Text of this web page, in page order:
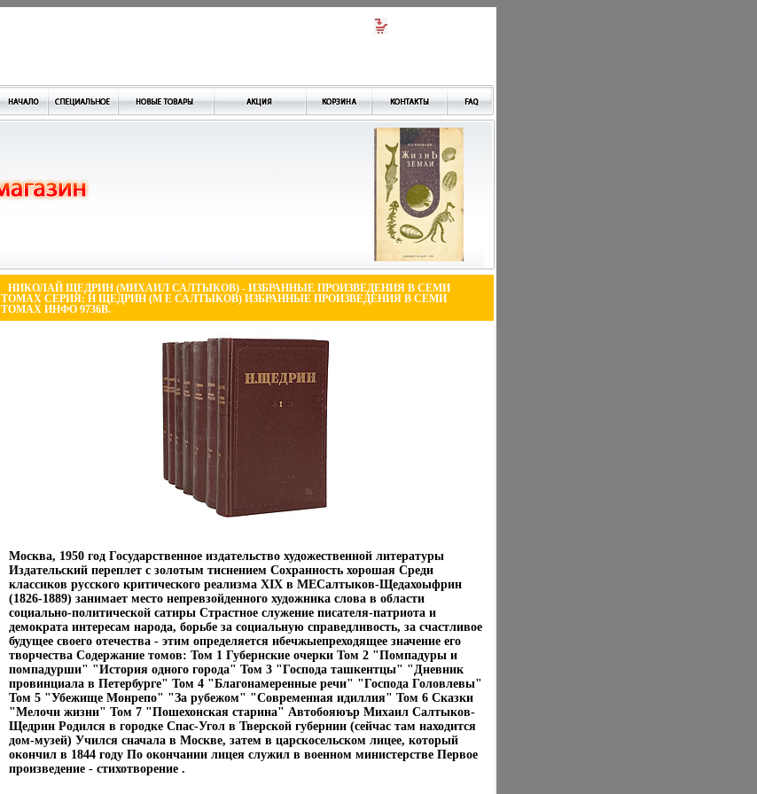
НИКОЛАЙ ЩЕДРИН (МИХАИЛ САЛТЫКОВ) - ИЗБРАННЫЕ ПРОИЗВЕДЕНИЯ В СЕМИ
ТОМАХ СЕРИЯ: Н ЩЕДРИН (М Е САЛТЫКОВ) ИЗБРАННЫЕ ПРОИЗВЕДЕНИЯ В СЕМИ
ТОМАХ ИНФО 9736B.
Москва, 1950 год Государственное издательство художественной литературы
Издательский переплет с золотым тиснением Сохранность хорошая Среди
классиков русского критического реализма XIX в МЕСалтыков-Щедахоыфрин
(1826-1889) занимает место непревзойденного художника слова в области
социально-политической сатиры Страстное служение писателя-патриота и
демократа интересам народа, борьбе за социальную справедливость, за счастливое
будущее своего отечества - этим определяется нбечжыепреходящее значение его
творчества Содержание томов: Том 1 Губернские очерки Том 2 "Помпадуры и
помпадурши" "История одного города" Том 3 "Господа ташкентцы" "Дневник
провинциала в Петербурге" Том 4 "Благонамеренные речи" "Господа Головлевы"
Том 5 "Убежище Монрепо" "За рубежом" "Современная идиллия" Том 6 Сказки
"Мелочи жизни" Том 7 "Пошехонская старина" Автобояюър Михаил Салтыков-
Щедрин Родился в городке Спас-Угол в Тверской губернии (сейчас там находится
дом-музей) Учился сначала в Москве, затем в царскосельском лицее, который
окончил в 1844 году По окончании лицея служил в военном министерстве Первое
произведение - стихотворение .